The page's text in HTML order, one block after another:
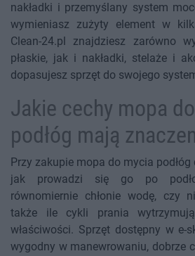
nakładki i przemyślany system
wymieniasz zużyty element w
Clean-24.pl znajdziesz zarówno
płaskie, jak i nakładki, stelaże i
dopasujesz sprzęt do swojego
Jakie cechy mopa
podłóg mają
Przy zakupie mopa do mycia
jak prowadzi się go po
równomiernie chłonie wodę, czy
także ile cykli prania
właściwości. Sprzęt dostępny w e-
wygodny w manewrowaniu, dobrze